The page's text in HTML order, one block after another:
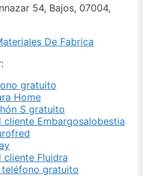
54, Bajos, 07004,
De Fabrica
gratuito
Home
S gratuito
Embargosalobestia
cliente Fluidra
teléfono gratuito